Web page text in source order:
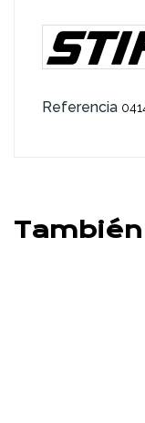
Referencia